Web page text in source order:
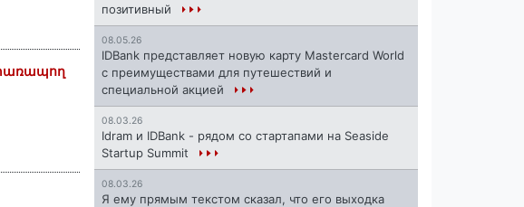
տառապող
позитивный
08.05.26
IDBank представляет новую карту Mastercard World
с преимуществами для путешествий и
специальной акцией
08.03.26
Idram и IDBank - рядом со стартапами на Seaside
Startup Summit
08.03.26
Я ему прямым текстом сказал, что его выходка